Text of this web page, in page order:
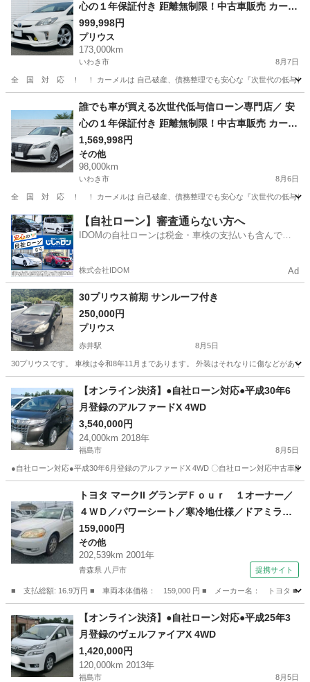
心の１年保証付き 距離無制限！中古車販売 カーメ
ル福島本店 平成2７年 トヨタ プリウス
Ｓ １７３０００㌔
999,998円
プリウス
173,000km
いわき市 8月7日
全 国 対 応 ！ ！ カーメルは 自己破産、債務整理でも安心な『次世代
プリウス ローン
誰でも車が買える次世代低与信ローン専門店／ 安
心の１年保証付き 距離無制限！中古車販売 カーメ
ル福島本店 平成26年 トヨタ クラウン ロイ
ヤル 98000㌔
1,569,998円
その他
98,000km
いわき市 8月6日
全 国 対 応 ！ ！ カーメルは 自己破産、債務整理でも安心な『次世代
福島 いわき市 その他
【自社ローン】審査通らない方へ
IDOMの自社ローンは税金・車検の支払いも含んでい
株式会社IDOM Ad
30プリウス前期 サンルーフ付き
250,000円
プリウス
赤井駅 8月5日
30プリウスです。 車検は令和8年11月まであります。 外装はそれなりに傷などがあ
赤井駅 プリウス
【オンライン決済】●自社ローン対応●平成30年6
月登録のアルファードX 4WD
3,540,000円
24,000km 2018年
福島市 8月5日
●自社ローン対応●平成30年6月登録のアルファードX 4WD 〇自社ローン対応
トヨタ
トヨタ マークII グランデＦｏｕｒ １オーナー／
４ＷＤ／パワーシート／寒冷地仕様／ドアミラー
ヒーター／オートライト／純正アルミ／リモコン
キー／ＥＴＣ／オートエアコン／ （なし）
159,000円
その他
202,539km 2001年
青森県 八戸市 提携サイト
■ 支払総額: 16.9万円 ■ 車両本体価格： 159,000 円 ■ メーカー名： トヨタ ■ 車
その他
【オンライン決済】●自社ローン対応●平成25年3
月登録のヴェルファイアX 4WD
1,420,000円
120,000km 2013年
福島市 8月5日